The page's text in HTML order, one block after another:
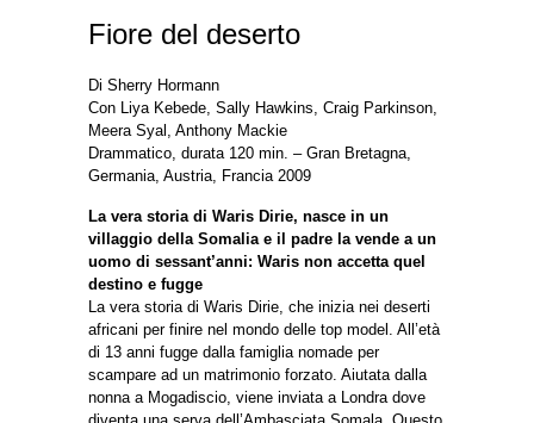
Fiore del deserto
Di Sherry Hormann
Con Liya Kebede, Sally Hawkins, Craig Parkinson,
Meera Syal, Anthony Mackie
Drammatico, durata 120 min. – Gran Bretagna,
Germania, Austria, Francia 2009
La vera storia di Waris Dirie, nasce in un
villaggio della Somalia e il padre la vende a un
uomo di sessant’anni: Waris non accetta quel
destino e fugge
La vera storia di Waris Dirie, che inizia nei deserti
africani per finire nel mondo delle top model. All’età
di 13 anni fugge dalla famiglia nomade per
scampare ad un matrimonio forzato. Aiutata dalla
nonna a Mogadiscio, viene inviata a Londra dove